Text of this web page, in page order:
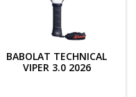
BABOLAT TECHNICAL
VIPER 3.0 2026